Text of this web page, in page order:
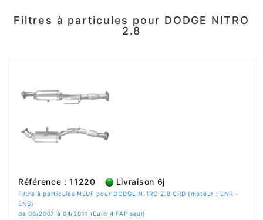
Filtres à particules pour DODGE NITRO
2.8
Référence : 11220 Livraison 6j
Filtre à particules NEUF pour DODGE NITRO 2.8 CRD (moteur : ENR -
ENS)
de 06/2007 à 04/2011 (Euro 4 FAP seul)